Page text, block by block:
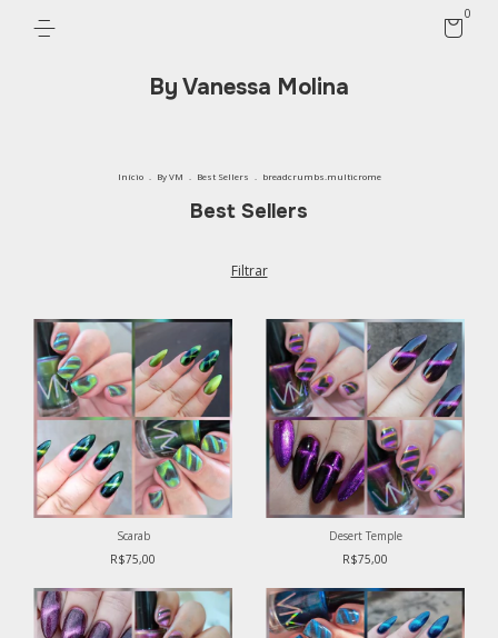
By Vanessa Molina
0
Início By VM Best Sellers breadcrumbs.multicrome
Best Sellers
Filtrar
Scarab
R$75,00
Desert Temple
R$75,00